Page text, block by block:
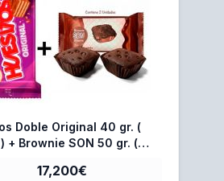
Doble Original 40 gr. (
(
17,200€